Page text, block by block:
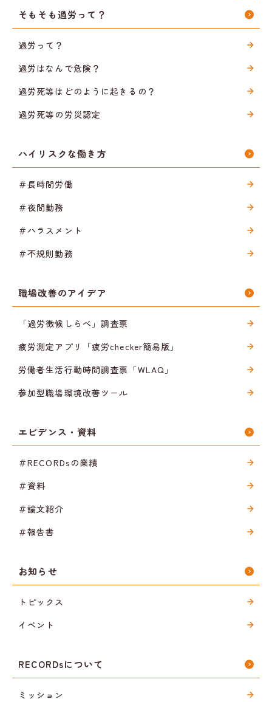
そもそも過労って？
過労って？
過労はなんで危険？
過労死等はどのように起きるの？
過労死等の労災認定
ハイリスクな働き方
＃長時間労働
＃夜間勤務
＃ハラスメント
＃不規則勤務
職場改善のアイデア
「過労徴候しらべ」調査票
疲労測定アプリ「疲労checker簡易版」
労働者生活行動時間調査票「WLAQ」
参加型職場環境改善ツール
エビデンス・資料
＃RECORDsの業績
＃資料
＃論文紹介
＃報告書
お知らせ
トピックス
イベント
RECORDsについて
ミッション